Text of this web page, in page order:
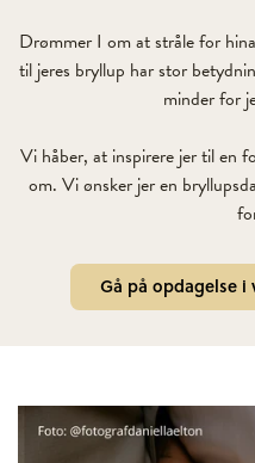
Drømmer I om at stråle for
til jeres bryllup har stor
minder for
Vi håber, at inspirere jer til en
om. Vi ønsker jer en
Gå på opdagelse i